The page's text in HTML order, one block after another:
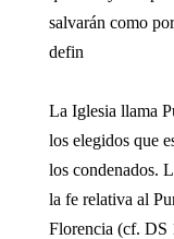
salvarán como
defin
La Iglesia llama
los elegidos que
los condenados.
la fe relativa al
Florencia (cf. DS